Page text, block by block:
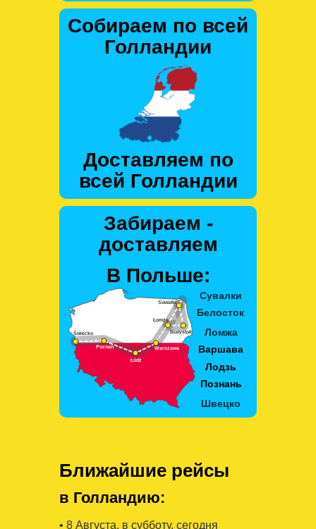
Собираем по всей
Голландии
Доставляем по
всей Голландии
Забираем -
доставляем
В Польше:
Ближайшие рейсы
в Голландию:
• 8 Августa, в субботу, сегодня